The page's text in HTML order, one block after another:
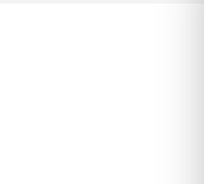
Cand clienta s-a
de oja obisnuita.
salon, nu va fi afectat
Indepartarea ojei